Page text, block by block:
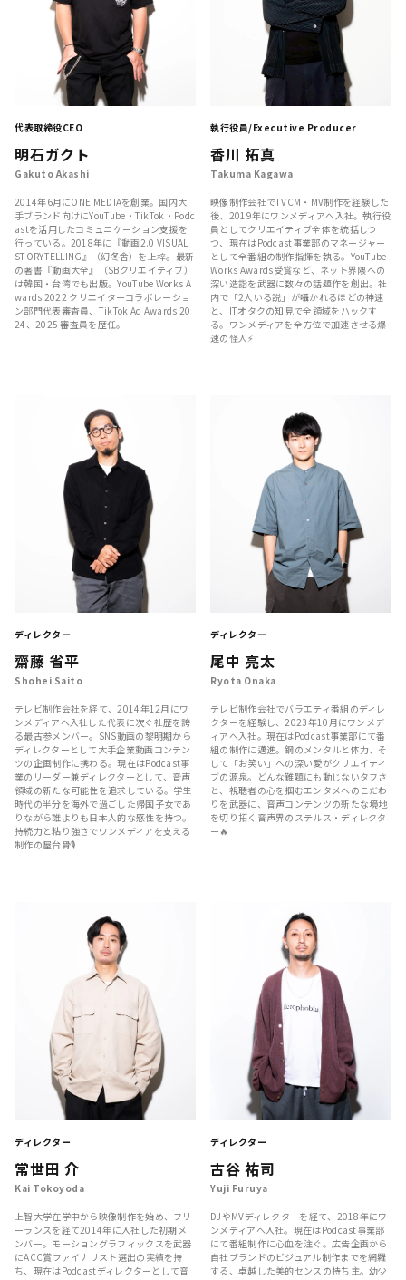
代表取締役CEO
明石ガクト
Gakuto Akashi
2014年6月にONE MEDIAを創業。国内大
手ブランド向けにYouTube・TikTok・Podc
astを活用したコミュニケーション支援を
行っている。2018年に『動画2.0 VISUAL
STORYTELLING』（幻冬舎）を上梓。最新
の著書『動画大全』（SBクリエイティブ）
は韓国・台湾でも出版。YouTube Works A
wards 2022 クリエイターコラボレーショ
ン部門代表審査員、TikTok Ad Awards 20
24、2025 審査員を歴任。
執行役員/Executive Producer
香川 拓真
Takuma Kagawa
映像制作会社でTVCM・MV制作を経験した
後、2019年にワンメディアへ入社。執行役
員としてクリエイティブ全体を統括しつ
つ、現在はPodcast事業部のマネージャー
として全番組の制作指揮を執る。YouTube
Works Awards受賞など、ネット界隈への
深い造詣を武器に数々の話題作を創出。社
内で「2人いる説」が囁かれるほどの神速
と、ITオタクの知見で全領域をハックす
る。ワンメディアを全方位で加速させる爆
速の怪人⚡️
ディレクター
齋藤 省平
Shohei Saito
テレビ制作会社を経て、2014年12月にワ
ンメディアへ入社した代表に次ぐ社歴を誇
る最古参メンバー。SNS動画の黎明期から
ディレクターとして大手企業動画コンテン
ツの企画制作に携わる。現在はPodcast事
業のリーダー兼ディレクターとして、音声
領域の新たな可能性を追求している。学生
時代の半分を海外で過ごした帰国子女であ
りながら誰よりも日本人的な感性を持つ。
持続力と粘り強さでワンメディアを支える
制作の屋台骨🎙️
ディレクター
尾中 亮太
Ryota Onaka
テレビ制作会社でバラエティ番組のディレ
クターを経験し、2023年10月にワンメデ
ィアへ入社。現在はPodcast事業部にて番
組の制作に邁進。鋼のメンタルと体力、そ
して「お笑い」への深い愛がクリエイティ
ブの源泉。どんな難題にも動じないタフさ
と、視聴者の心を掴むエンタメへのこだわ
りを武器に、音声コンテンツの新たな境地
を切り拓く音声界のステルス・ディレクタ
ー🔥
ディレクター
常世田 介
Kai Tokoyoda
上智大学在学中から映像制作を始め、フリ
ーランスを経て2014年に入社した初期メ
ンバー。モーショングラフィックスを武器
にACC賞ファイナリスト選出の実績を持
ち、現在はPodcastディレクターとして音
ディレクター
古谷 祐司
Yuji Furuya
DJやMVディレクターを経て、2018年にワ
ンメディアへ入社。現在はPodcast事業部
にて番組制作に心血を注ぐ。広告企画から
自社ブランドのビジュアル制作までを網羅
する、卓越した美的センスの持ち主。幼少